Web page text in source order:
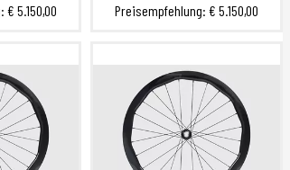
€ 5.150,00
Preisempfehlung:€ 5.150,00